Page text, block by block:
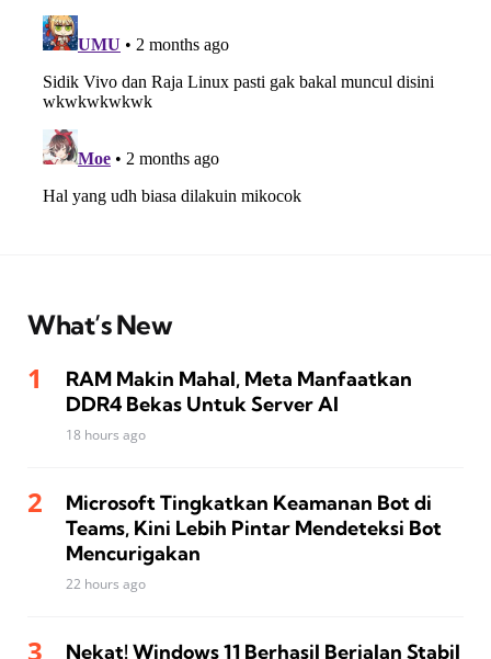
What’s New
RAM Makin Mahal, Meta Manfaatkan
DDR4 Bekas Untuk Server AI
18 hours ago
Microsoft Tingkatkan Keamanan Bot di
Teams, Kini Lebih Pintar Mendeteksi Bot
Mencurigakan
22 hours ago
Nekat! Windows 11 Berhasil Berjalan Stabil